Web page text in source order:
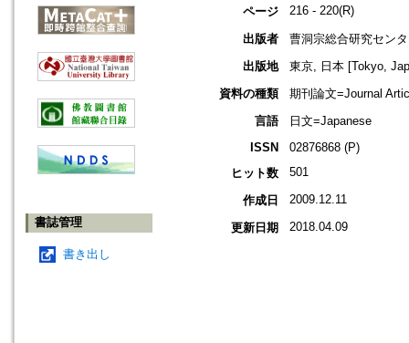
書誌管理
書き出し
ページ 216 - 220(R)
出版者
曹洞宗総合研究セン
出版地
東京, 日本 [Tokyo,
資料の種類
期刊論文=Journal
言語
日文=Japanese
ISSN
02876868 (P)
ヒット数
501
作成日 2009.12.11
更新日期 2018.04.09